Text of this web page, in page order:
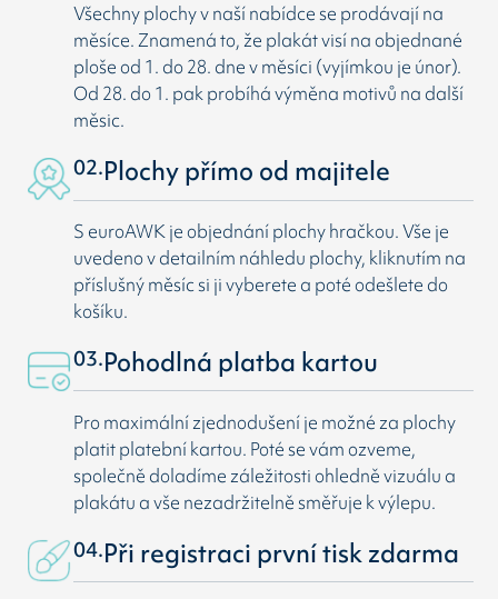
Všechny plochy v naší nabídce se prodávají na
měsíce. Znamená to, že plakát visí na objednané
ploše od 1. do 28. dne v měsíci (vyjímkou je únor).
Od 28. do 1. pak probíhá výměna motivů na další
měsic.
02.Plochy přímo od majitele
S euroAWK je objednání plochy hračkou. Vše je
uvedeno v detailním náhledu plochy, kliknutím na
příslušný měsíc si ji vyberete a poté odešlete do
košíku.
03.Pohodlná platba kartou
Pro maximální zjednodušení je možné za plochy
platit platební kartou. Poté se vám ozveme,
společně doladíme záležitosti ohledně vizuálu a
plakátu a vše nezadržitelně směřuje k výlepu.
04.Při registraci první tisk zdarma